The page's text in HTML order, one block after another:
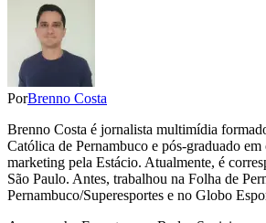
PorBrenno Costa
Brenno Costa é jornalista multimídia
Católica de Pernambuco e pós-graduado em
marketing pela Estácio. Atualmente, é
São Paulo. Antes, trabalhou na Folha de
Pernambuco/Superesportes e no Globo